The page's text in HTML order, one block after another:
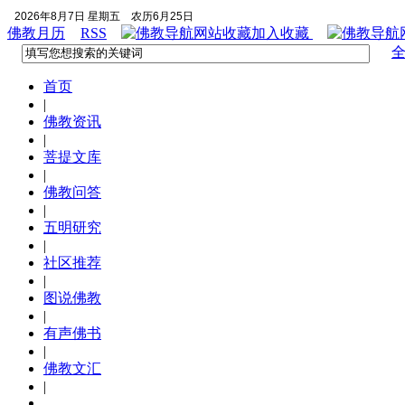
2026年8月7日 星期五 农历6月25日
佛教月历 RSS 加入收藏
首页
|
佛教资讯
|
菩提文库
|
佛教问答
|
五明研究
|
社区推荐
|
图说佛教
|
有声佛书
|
佛教文汇
|